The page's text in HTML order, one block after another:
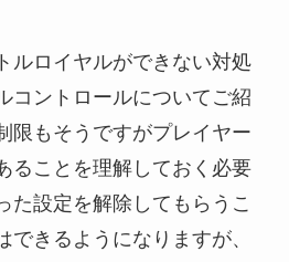
ルロイヤルができない対処
コントロールについてご紹
限もそうですがプレイヤー
ることを理解しておく必要
た設定を解除してもらうこ
できるようになりますが、